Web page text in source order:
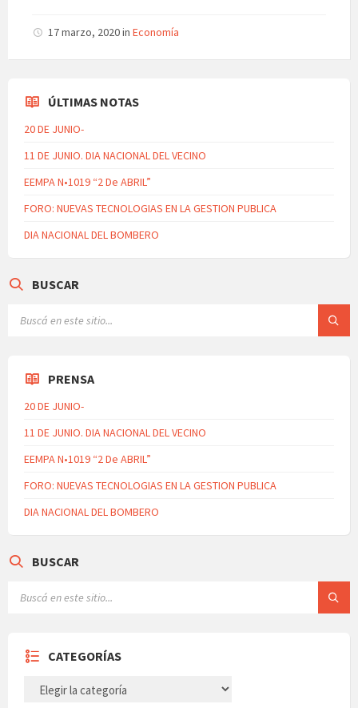
17 marzo, 2020in Economía
ÚLTIMAS NOTAS
20 DE JUNIO-
11 DE JUNIO. DIA NACIONAL DEL VECINO
EEMPA N•1019 “2 De ABRIL”
FORO: NUEVAS TECNOLOGIAS EN LA GESTION PUBLICA
DIA NACIONAL DEL BOMBERO
BUSCAR
PRENSA
20 DE JUNIO-
11 DE JUNIO. DIA NACIONAL DEL VECINO
EEMPA N•1019 “2 De ABRIL”
FORO: NUEVAS TECNOLOGIAS EN LA GESTION PUBLICA
DIA NACIONAL DEL BOMBERO
BUSCAR
CATEGORÍAS